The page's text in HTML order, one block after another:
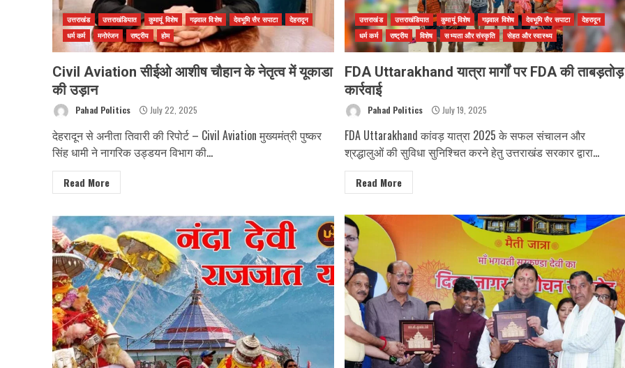
उत्तराखंड उत्तराखंडियात कुमायूं विशेष गढ़वाल विशेष देवभूमि सैर सपाटा
देहरादून
धर्म कर्म
मनोरंजन राष्ट्रीय होम
Civil Aviation सीईओ आशीष चौहान के नेतृत्व में यूकाडा
की उड़ान
Pahad Politics July 22, 2025
देहरादून से अनीता तिवारी की रिपोर्ट – Civil Aviation मुख्यमंत्री पुष्कर
सिंह धामी ने नागरिक उड्डयन विभाग की...
Read More
उत्तराखंड उत्तराखंडियात कुमायूं विशेष गढ़वाल विशेष देवभूमि सैर सपाटा
देहरादून
धर्म कर्म
राष्ट्रीय विशेष सभ्यता और संस्कृति सेहत और स्वास्थ्य
FDA Uttarakhand यात्रा मार्गों पर FDA की ताबड़तोड़
कार्रवाई
Pahad Politics July 19, 2025
FDA Uttarakhand कांवड़ यात्रा 2025 के सफल संचालन और
श्रद्धालुओं की सुविधा सुनिश्चित करने हेतु उत्तराखंड सरकार द्वारा...
Read More